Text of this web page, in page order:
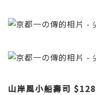
山岸風小船壽司